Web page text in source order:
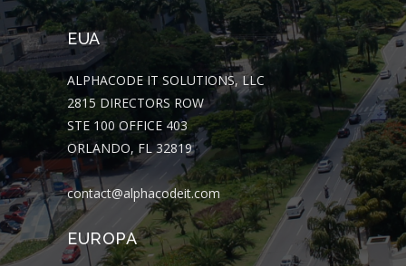
EUA
ALPHACODE IT SOLUTIONS, LLC
2815 DIRECTORS ROW
STE 100 OFFICE 403
ORLANDO, FL 32819
contact@alphacodeit.com
EUROPA